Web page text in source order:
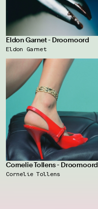
Eldon Garnet - Droomoord
Eldon Garnet
Cornelie Tollens - Droomoord
Cornelie Tollens